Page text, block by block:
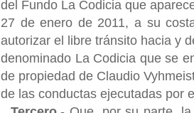
del Fundo La Codicia que
27 de enero de 2011, a su
autorizar el libre tránsito hacia y
denominado La Codicia que se
de propiedad de Claudio
de las conductas ejecutadas por